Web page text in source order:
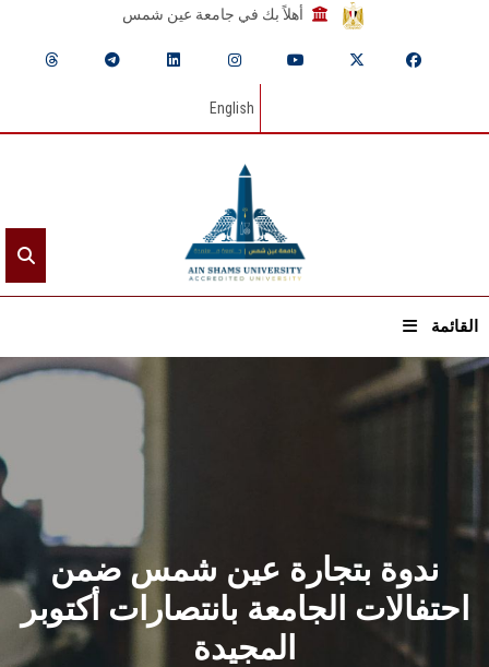
أهلاً بك في جامعة عين شمس
English
القائمة
الرئيسيـة
القطاعـات
الشئون الأكاديمية
البحث العلمي
ندوة بتجارة عين شمس ضمن
احتفالات الجامعة بانتصارات أكتوبر
المجيدة